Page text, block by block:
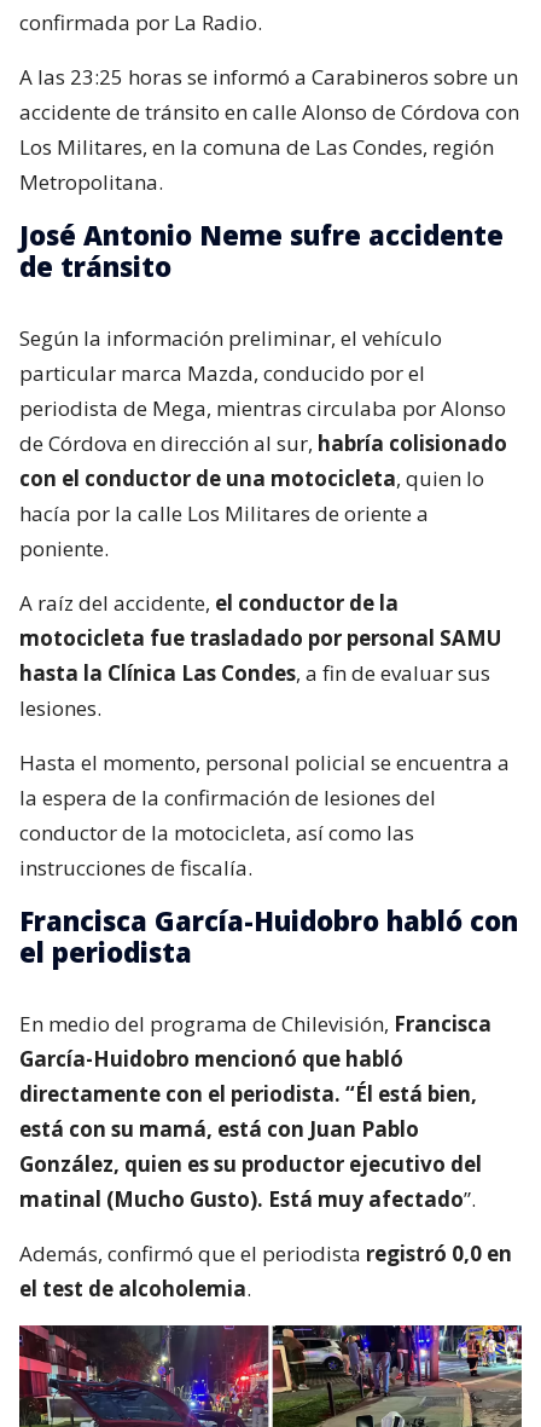
confirmada por La Radio.
A las 23:25 horas se informó a Carabineros sobre un
accidente de tránsito en calle Alonso de Córdova con
Los Militares, en la comuna de Las Condes, región
Metropolitana.
José Antonio Neme sufre accidente
de tránsito
Según la información preliminar, el vehículo
particular marca Mazda, conducido por el
periodista de Mega, mientras circulaba por Alonso
de Córdova en dirección al sur, habría colisionado
con el conductor de una motocicleta, quien lo
hacía por la calle Los Militares de oriente a
poniente.
A raíz del accidente, el conductor de la
motocicleta fue trasladado por personal SAMU
hasta la Clínica Las Condes, a fin de evaluar sus
lesiones.
Hasta el momento, personal policial se encuentra a
la espera de la confirmación de lesiones del
conductor de la motocicleta, así como las
instrucciones de fiscalía.
Francisca García-Huidobro habló con
el periodista
En medio del programa de Chilevisión, Francisca
García-Huidobro mencionó que habló
directamente con el periodista. “Él está bien,
está con su mamá, está con Juan Pablo
González, quien es su productor ejecutivo del
matinal (Mucho Gusto). Está muy afectado”.
Además, confirmó que el periodista registró 0,0 en
el test de alcoholemia.